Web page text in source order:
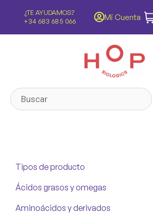
ENVÍOS GRATIS
Península y Baleares
Mi Cuenta
Tipos de producto
Ácidos grasos y omegas
Aminoácidos y derivados